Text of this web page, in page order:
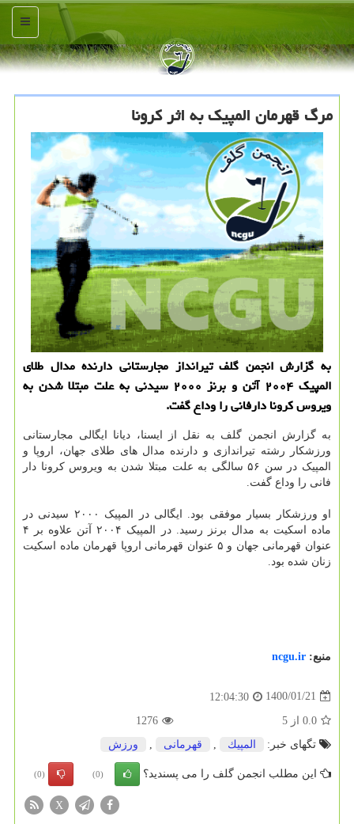
منو
مرگ قهرمان المپیك به اثر كرونا
به گزارش انجمن گلف تیرانداز مجارستانی دارنده مدال طلای
المپیک ۲۰۰۴ آتن و برنز ۲۰۰۰ سیدنی به علت مبتلا شدن به
ویروس کرونا دارفانی را وداع گفت.
به گزارش انجمن گلف به نقل از ایسنا، دیانا ایگالی مجارستانی
ورزشکار رشته تیراندازی و دارنده مدال های طلای جهان، اروپا و
المپیک در سن ۵۶ سالگی به علت مبتلا شدن به ویروس کرونا دار
فانی را وداع گفت.
او ورزشکار بسیار موفقی بود. ایگالی در المپیک ۲۰۰۰ سیدنی در
ماده اسکیت به مدال برنز رسید. در المپیک ۲۰۰۴ آتن علاوه بر ۴
عنوان قهرمانی جهان و ۵ عنوان قهرمانی اروپا قهرمان ماده اسکیت
زنان شده بود.
منبع: ncgu.ir
1400/01/21
12:04:30
0.0 از 5
1276
تگهای خبر:
المپیك قهرمانی ورزش
این مطلب انجمن گلف را می پسندید؟ (0)
(0)
X